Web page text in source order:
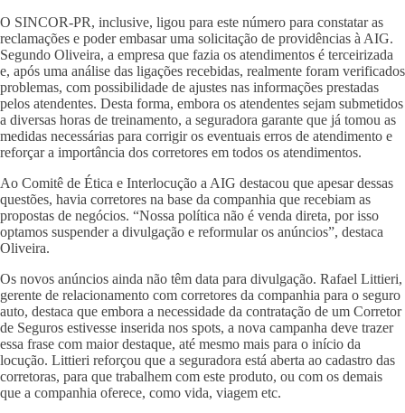
O SINCOR-PR, inclusive, ligou para este número para constatar as
reclamações e poder embasar uma solicitação de providências à AIG.
Segundo Oliveira, a empresa que fazia os atendimentos é terceirizada
e, após uma análise das ligações recebidas, realmente foram verificados
problemas, com possibilidade de ajustes nas informações prestadas
pelos atendentes. Desta forma, embora os atendentes sejam submetidos
a diversas horas de treinamento, a seguradora garante que já tomou as
medidas necessárias para corrigir os eventuais erros de atendimento e
reforçar a importância dos corretores em todos os atendimentos.
Ao Comitê de Ética e Interlocução a AIG destacou que apesar dessas
questões, havia corretores na base da companhia que recebiam as
propostas de negócios. “Nossa política não é venda direta, por isso
optamos suspender a divulgação e reformular os anúncios”, destaca
Oliveira.
Os novos anúncios ainda não têm data para divulgação. Rafael Littieri,
gerente de relacionamento com corretores da companhia para o seguro
auto, destaca que embora a necessidade da contratação de um Corretor
de Seguros estivesse inserida nos spots, a nova campanha deve trazer
essa frase com maior destaque, até mesmo mais para o início da
locução. Littieri reforçou que a seguradora está aberta ao cadastro das
corretoras, para que trabalhem com este produto, ou com os demais
que a companhia oferece, como vida, viagem etc.